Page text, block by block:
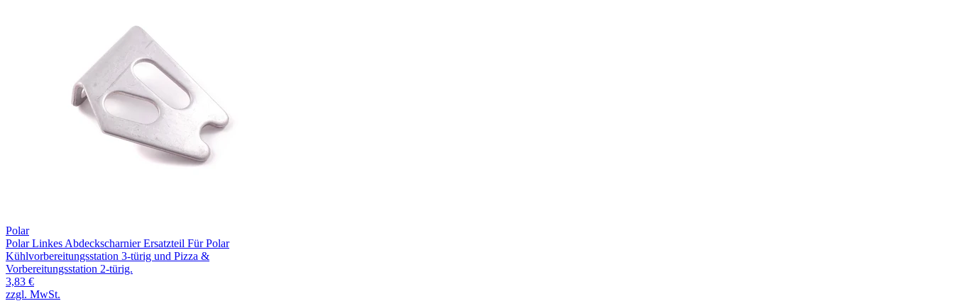
Polar
Polar Linkes Abdeckscharnier Ersatzteil Für Polar
Kühlvorbereitungsstation 3-türig und Pizza &
Vorbereitungsstation 2-türig.
3,83 €
zzgl. MwSt.